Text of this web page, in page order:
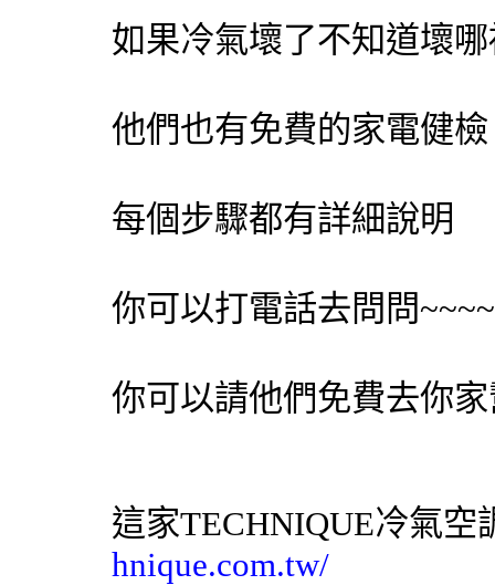
如果冷氣壞了不知道壞
他們也有免費的家電健檢
每個步驟都有詳細說明
你可以打電話去問問
你可以請他們免費去你
這家TECHNIQUE冷氣空
hnique.com.tw/